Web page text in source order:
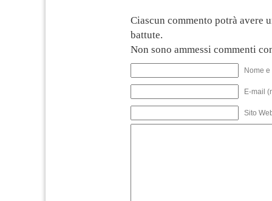
Ciascun commento potrà avere
battute.
Non sono ammessi commenti
Nome
E-mail
Sito